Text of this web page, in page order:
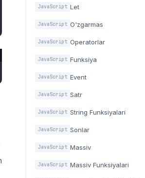
JavaScript Let
JavaScript O'zgarmas
JavaScript Operatorlar
JavaScript Funksiya
JavaScript Event
JavaScript Satr
JavaScript String Funksiyalari
JavaScript Sonlar
JavaScript Massiv
JavaScript Massiv Funksiyalari